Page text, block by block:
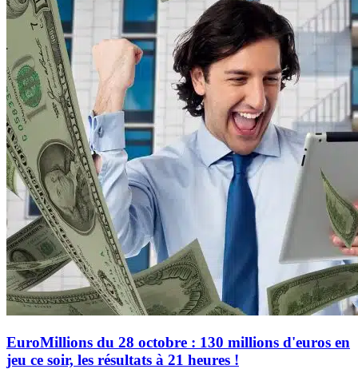
EuroMillions du 28 octobre : 130 millions d'euros en
jeu ce soir, les résultats à 21 heures !